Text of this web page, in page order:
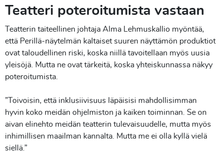
Teatteri poteroitumista vastaan
Teatterin taiteellinen johtaja Alma Lehmuskallio myöntää,
että Perillä-näytelmän kaltaiset suuren näyttämön produktiot
ovat taloudellinen riski, koska niillä tavoitellaan myös uusia
yleisöjä. Mutta ne ovat tärkeitä, koska yhteiskunnassa näkyy
poteroitumista.
”Toivoisin, että inklusiivisuus läpäisisi mahdollisimman
hyvin koko meidän ohjelmiston ja kaiken toiminnan. Se on
aivan elinehto meidän teatterin tulevaisuudelle, mutta myös
inhimillisen maailman kannalta. Mutta me ei olla kyllä vielä
siellä.”